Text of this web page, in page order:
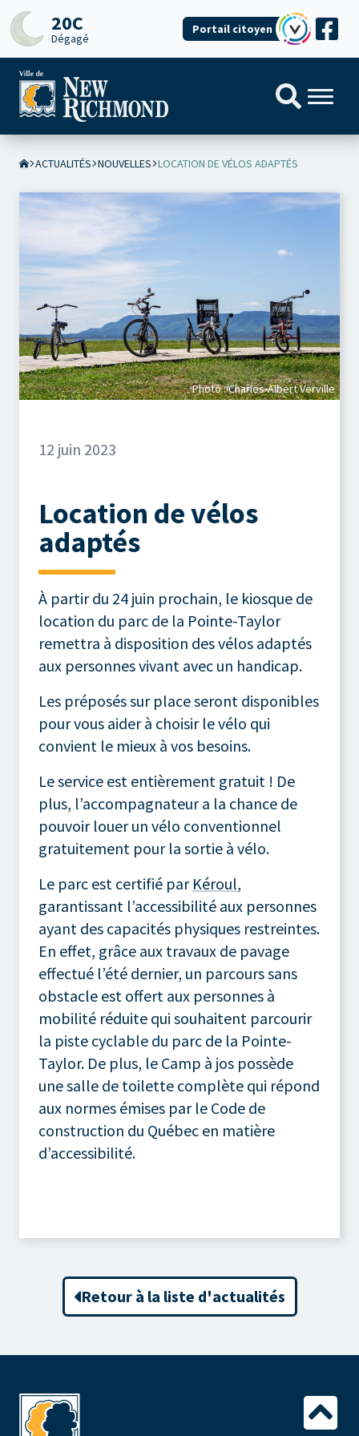
20C
Dégagé
Portail citoyen
ACTUALITÉS NOUVELLES LOCATION DE VÉLOS ADAPTÉS
Photo : Charles-Albert Verville
12 juin 2023
Location de vélos
adaptés
À partir du 24 juin prochain, le kiosque de
location du parc de la Pointe-Taylor
remettra à disposition des vélos adaptés
aux personnes vivant avec un handicap.
Les préposés sur place seront disponibles
pour vous aider à choisir le vélo qui
convient le mieux à vos besoins.
Le service est entièrement gratuit ! De
plus, l’accompagnateur a la chance de
pouvoir louer un vélo conventionnel
gratuitement pour la sortie à vélo.
Le parc est certifié par Kéroul,
garantissant l’accessibilité aux personnes
ayant des capacités physiques restreintes.
En effet, grâce aux travaux de pavage
effectué l’été dernier, un parcours sans
obstacle est offert aux personnes à
mobilité réduite qui souhaitent parcourir
la piste cyclable du parc de la Pointe-
Taylor. De plus, le Camp à jos possède
une salle de toilette complète qui répond
aux normes émises par le Code de
construction du Québec en matière
d’accessibilité.
Retour à la liste d'actualités